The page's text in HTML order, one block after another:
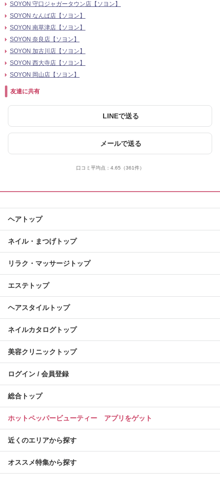
SOYON 守口ジャガータウン店【ソヨン】
SOYON なんば店【ソヨン】
SOYON 南草津店【ソヨン】
SOYON 奈良店【ソヨン】
SOYON 加古川店【ソヨン】
SOYON 西大寺店【ソヨン】
SOYON 岡山店【ソヨン】
友達に共有
LINEで送る
メールで送る
口コミ平均点： 4.65 （361件）
ヘアトップ
ネイル・まつげトップ
リラク・マッサージトップ
エステトップ
ヘアスタイルトップ
ネイルカタログトップ
美容クリニックトップ
ログイン / 会員登録
総合トップ
ホットペッパービューティー アプリをゲット
近くのエリアから探す
オススメ特集から探す